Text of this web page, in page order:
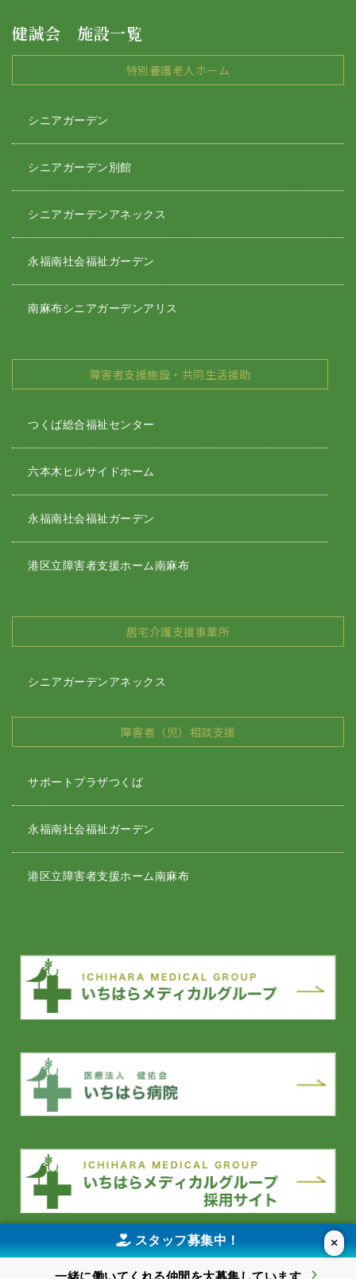
×
スタッフ募集中！
一緒に働いてくれる仲間を大募集しています
健誠会 施設一覧
特別養護老人ホーム
シニアガーデン
シニアガーデン別館
シニアガーデンアネックス
永福南社会福祉ガーデン
南麻布シニアガーデンアリス
障害者支援施設・共同生活援助
つくば総合福祉センター
六本木ヒルサイドホーム
永福南社会福祉ガーデン
港区立障害者支援ホーム南麻布
居宅介護支援事業所
シニアガーデンアネックス
障害者（児）相談支援
サポートプラザつくば
永福南社会福祉ガーデン
港区立障害者支援ホーム南麻布
YouTube
©2026 KENSEIKAI Social Welfare Corporation All Rights Reserved.